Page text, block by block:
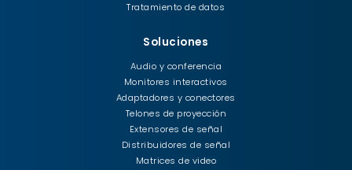
Tratamiento de datos
Soluciones
Audio y conferencia
Monitores interactivos
Adaptadores y conectores
Telones de proyección
Extensores de señal
Distribuidores de señal
Matrices de video